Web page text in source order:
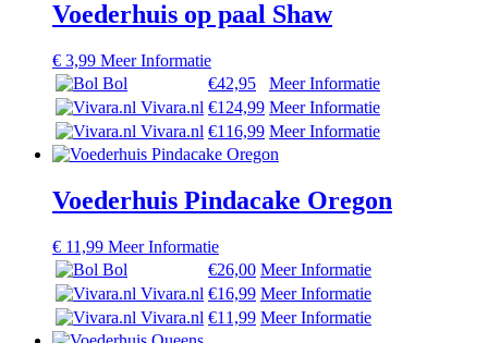
Voederhuis op paal Shaw
€ 3,99 Meer Informatie
Bol
€42,95
Meer Informatie
Vivara.nl €124,99 Meer Informatie
Vivara.nl €116,99 Meer Informatie
Voederhuis Pindacake Oregon
€ 11,99 Meer Informatie
Bol
€26,00 Meer Informatie
Vivara.nl €16,99 Meer Informatie
Vivara.nl €11,99 Meer Informatie